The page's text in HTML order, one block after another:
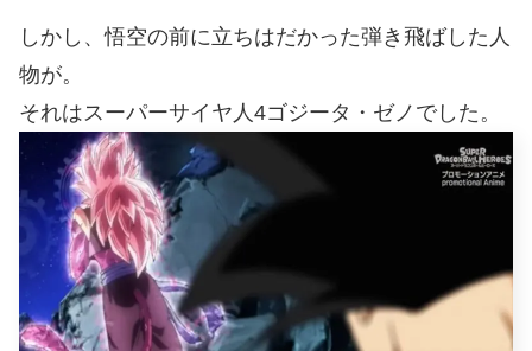
しかし、悟空の前に立ちはだかった弾き飛ばした人
物が。
それはスーパーサイヤ人4ゴジータ・ゼノでした。